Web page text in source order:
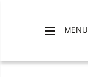
MENU